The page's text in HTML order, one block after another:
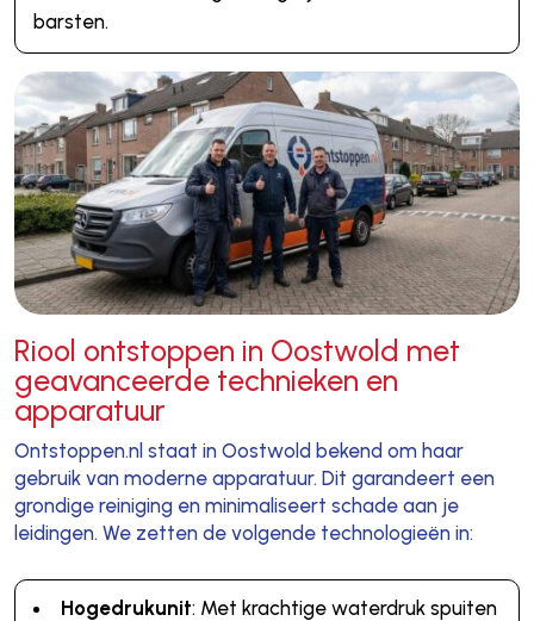
barsten.
Riool ontstoppen in Oostwold met
geavanceerde technieken en
apparatuur
Ontstoppen.nl staat in Oostwold bekend om haar
gebruik van moderne apparatuur. Dit garandeert een
grondige reiniging en minimaliseert schade aan je
leidingen. We zetten de volgende technologieën in:
Hogedrukunit: Met krachtige waterdruk spuiten